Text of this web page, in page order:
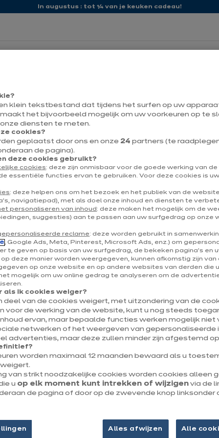
In augustus : tot ¼ van je keuken cadeau!
Over ixina
Onze engagementen
Onze winkels
Wettelijke bepalingen
klein tekstbestand dat tijdens het surfen op uw
het bijvoorbeeld mogelijk om uw voorkeuren op te
diensten te meten.
cookies?
geplaatst door ons en onze 24 partners (te
de pagina).
deze cookies gebruikt?
cookies: deze zijn onmisbaar voor de goede werking van
essentiële functies ervan te gebruiken. Voor deze cookies is
: deze helpen ons om het bezoek en het publiek van de
navigatiepad), met als doel onze inhoud en diensten te
personaliseren van inhoud : deze maken het mogelijk om de
suggesties) aan te passen aan uw surfgedrag op onze
reclame: deze worden gebruikt in
, Google Ads, Meta, Pinterest, Microsoft Ads, enz.) om
te geven op basis van uw surfgedrag, de bekeken pagina's en
deze manier worden weergegeven, kunnen afkomstig zijn van
op onze website en op andere websites van derden die
mogelijk om uw online gedrag te analyseren om de
als ik cookies weiger?
deel van de cookies weigert, met uitzondering van de
voor de werking van de website, kunt u nog steeds
ervan, maar bepaalde functies werken mogelijk niet
netwerken of het weergeven van gepersonaliseerde
advertenties, maar deze zullen minder zijn afgestemd
worden maximaal 12 maanden bewaard als u
van strikt noodzakelijke cookies worden cookies alleen
u op elk moment kunt intrekken of wijzigen via de
de pagina of door op de zwevende knop
Alles afwijzen Alle